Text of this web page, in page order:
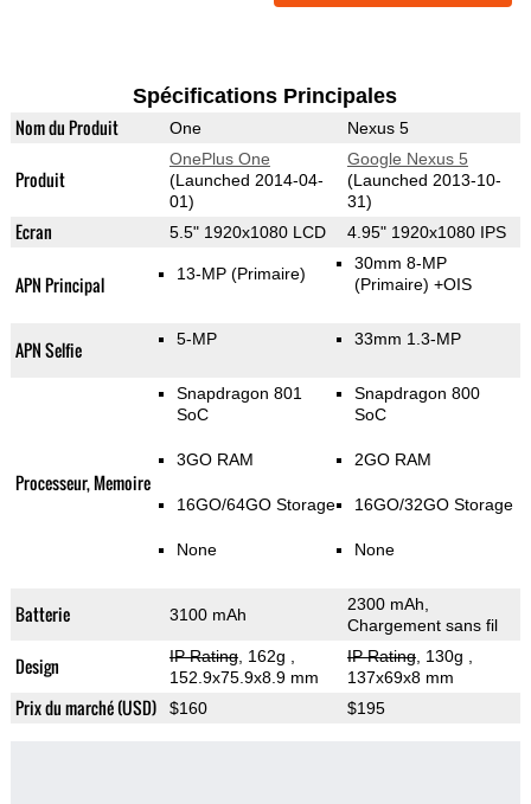
Spécifications Principales
Nom du Produit One Nexus 5
Produit
OnePlus One
(Launched 2014-04-
01)
Google Nexus 5
(Launched 2013-10-
31)
Ecran 5.5" 1920x1080 LCD 4.95" 1920x1080 IPS
APN Principal 13-MP (Primaire)
30mm 8-MP
(Primaire) +OIS
APN Selfie 5-MP 33mm 1.3-MP
Processeur, Memoire
Snapdragon 801
SoC
3GO RAM
16GO/64GO Storage
None
Snapdragon 800
SoC
2GO RAM
16GO/32GO Storage
None
Batterie 3100 mAh
2300 mAh,
Chargement sans fil
Design IP Rating, 162g
152.9x75.9x8.9 mm
IP Rating, 130g
137x69x8 mm
Prix du marché (USD) $160 $195